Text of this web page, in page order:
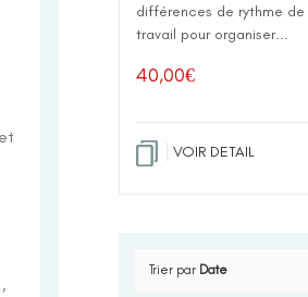
différences de rythme de
travail pour organiser...
40,00€
VOIR DETAIL
Trier par Date